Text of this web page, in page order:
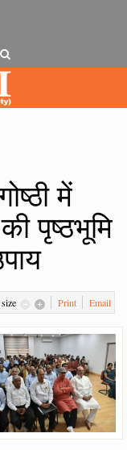
में
पृष्ठभूमि
Print Email